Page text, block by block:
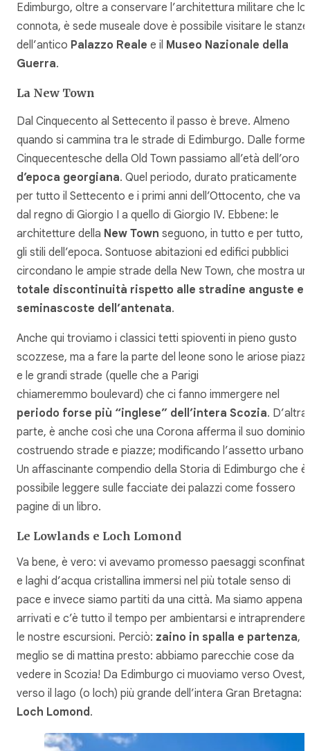
Edimburgo, oltre a conservare l’architettura militare che lo
connota, è sede museale dove è possibile visitare le stanze
dell’antico Palazzo Reale e il Museo Nazionale della
Guerra.
La New Town
Dal Cinquecento al Settecento il passo è breve. Almeno
quando si cammina tra le strade di Edimburgo. Dalle forme
Cinquecentesche della Old Town passiamo all’età dell’oro
d’epoca georgiana. Quel periodo, durato praticamente
per tutto il Settecento e i primi anni dell’Ottocento, che va
dal regno di Giorgio I a quello di Giorgio IV. Ebbene: le
architetture della New Town seguono, in tutto e per tutto,
gli stili dell’epoca. Sontuose abitazioni ed edifici pubblici
circondano le ampie strade della New Town, che mostra
totale discontinuità rispetto alle stradine anguste e
seminascoste dell’antenata.
Anche qui troviamo i classici tetti spioventi in pieno gusto
scozzese, ma a fare la parte del leone sono le ariose
e le grandi strade (quelle che a Parigi
chiameremmo boulevard) che ci fanno immergere nel
periodo forse più “inglese” dell’intera Scozia. D’altra
parte, è anche così che una Corona afferma il suo dominio:
costruendo strade e piazze; modificando l’assetto urbano.
Un affascinante compendio della Storia di Edimburgo che è
possibile leggere sulle facciate dei palazzi come fossero
pagine di un libro.
Le Lowlands e Loch Lomond
Va bene, è vero: vi avevamo promesso paesaggi sconfinati
e laghi d’acqua cristallina immersi nel più totale senso di
pace e invece siamo partiti da una città. Ma siamo appena
arrivati e c’è tutto il tempo per ambientarsi e intraprendere
le nostre escursioni. Perciò: zaino in spalla e partenza,
meglio se di mattina presto: abbiamo parecchie cose da
vedere in Scozia! Da Edimburgo ci muoviamo verso Ovest,
verso il lago (o loch) più grande dell’intera Gran Bretagna:
Loch Lomond.